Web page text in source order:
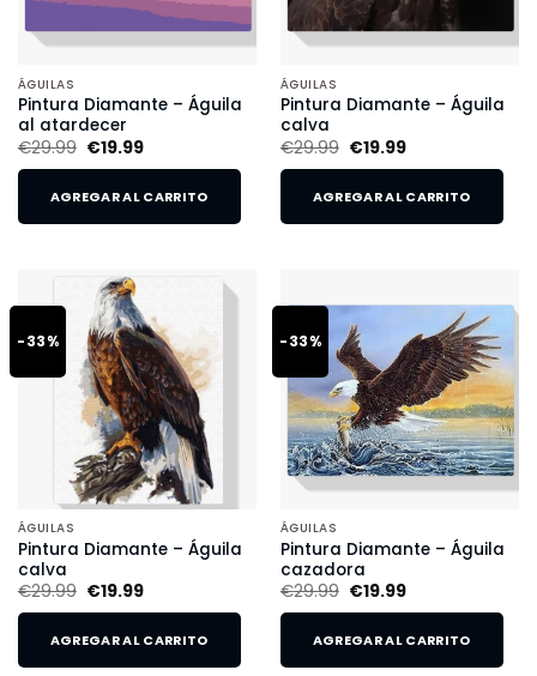
ÁGUILAS
Pintura Diamante – Águila
al atardecer
€29.99 €19.99
AGREGAR AL CARRITO
ÁGUILAS
Pintura Diamante – Águila
calva
€29.99 €19.99
AGREGAR AL CARRITO
-33%
ÁGUILAS
Pintura Diamante – Águila
calva
€29.99 €19.99
AGREGAR AL CARRITO
-33%
ÁGUILAS
Pintura Diamante – Águila
cazadora
€29.99 €19.99
AGREGAR AL CARRITO